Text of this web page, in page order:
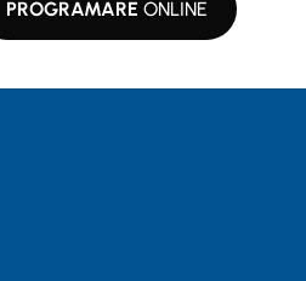
PROGRAMARE ONLINE